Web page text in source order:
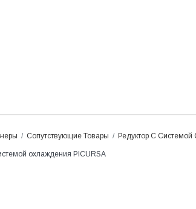
Сопутствующие Товары Редуктор С